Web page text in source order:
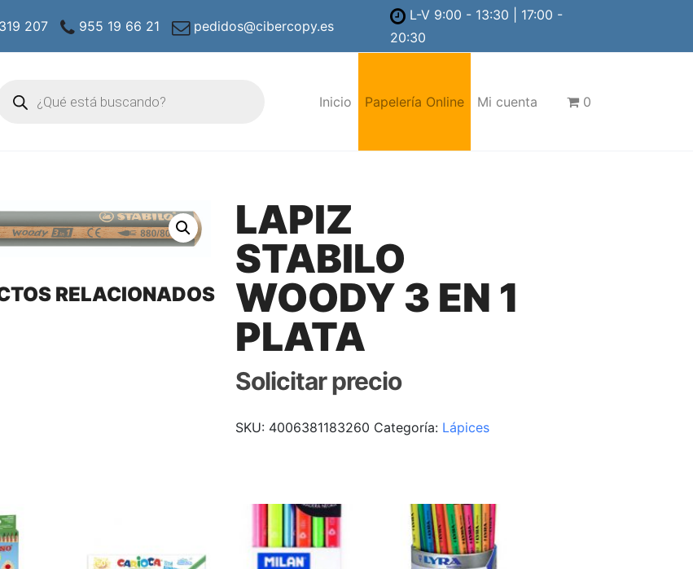
207 955 19 66 21 pedidos@cibercopy.es
L-V 9:00 - 13:30 | 17:00 -
20:30
productos
Inicio Papelería Online Mi cuenta 0
LAPIZ
STABILO
WOODY 3 EN 1
PLATA
Solicitar precio
SKU: 4006381183260 Categoría: Lápices
RELACIONADOS